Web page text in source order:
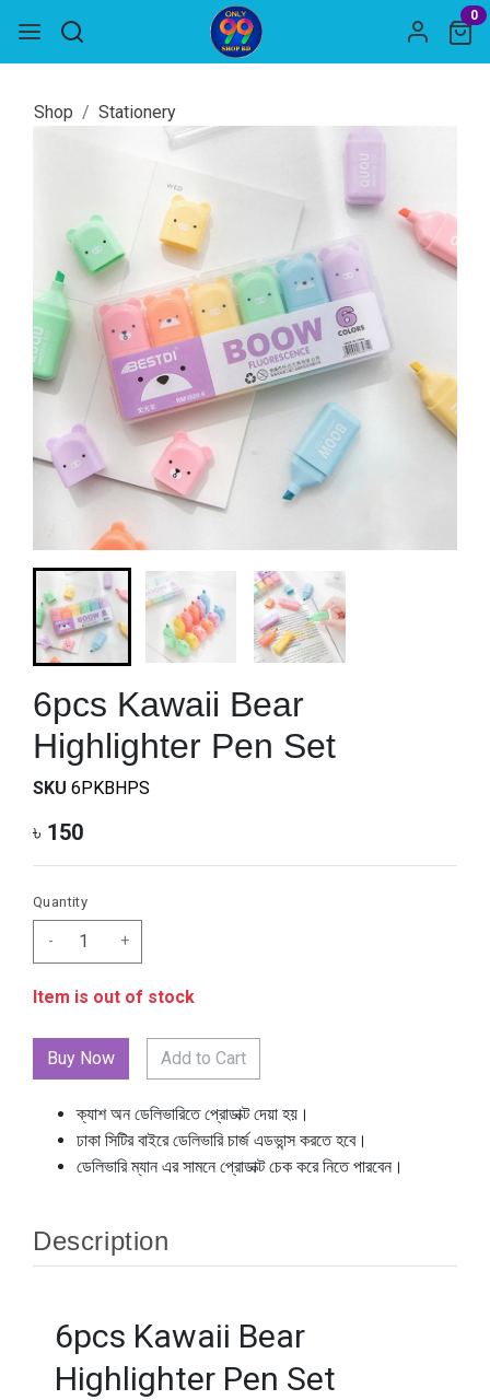
0
Shop Stationery
6pcs Kawaii Bear
Highlighter Pen Set
SKU 6PKBHPS
৳ 150
Quantity
- +
Item is out of stock
Add to Cart
ক্যাশ অন ডেলিভারিতে প্রোডাক্ট দেয়া হয়।
ঢাকা সিটির বাইরে ডেলিভারি চার্জ এডভান্স করতে হবে।
ডেলিভারি ম্যান এর সামনে প্রোডাক্ট চেক করে নিতে পারবেন।
Description
6pcs Kawaii Bear
Highlighter Pen Set